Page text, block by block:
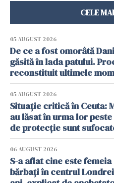
CELE
05 AUGUST 2026
De ce a fost omorâtă
găsită în lada patului.
reconstituit ultimele
05 AUGUST 2026
Situație critică în Ceuta:
au lăsat în urma lor
de protecție sunt
06 AUGUST 2026
S-a aflat cine este
bărbați în centrul